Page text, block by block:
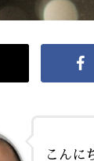
こんに